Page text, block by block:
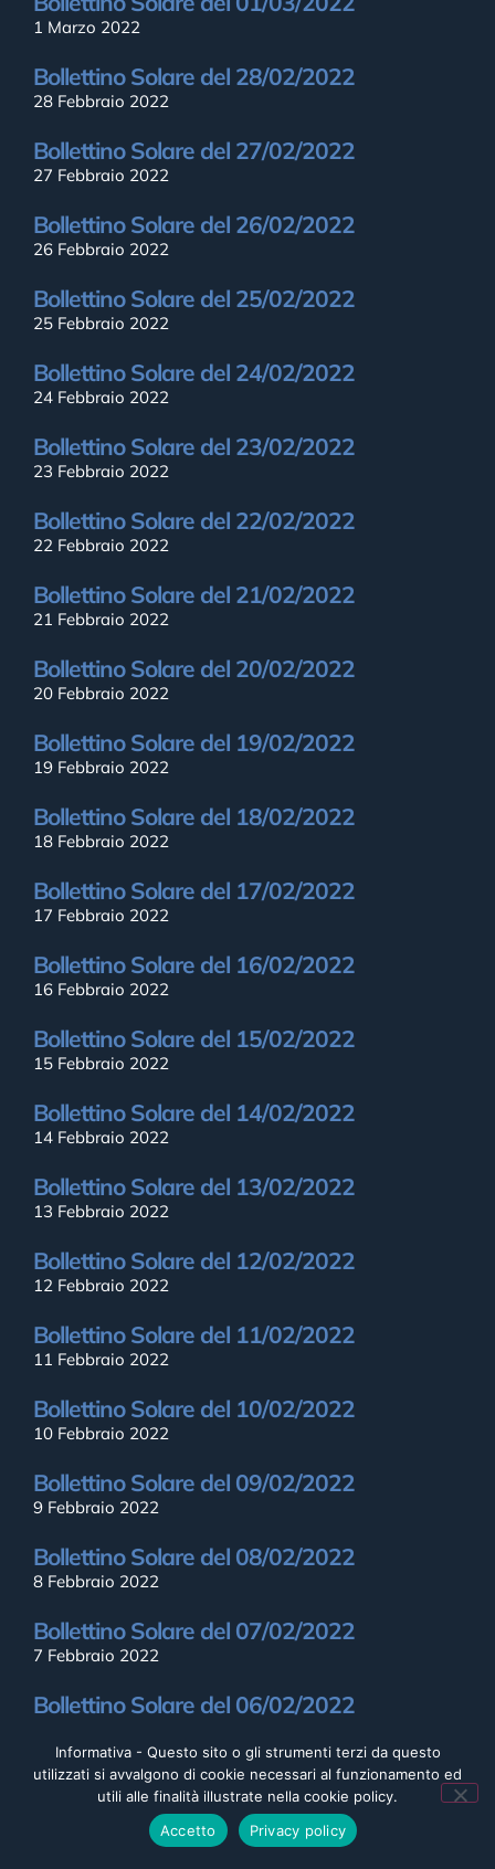
1 Marzo 2022
Bollettino Solare del 28/02/2022
28 Febbraio 2022
Bollettino Solare del 27/02/2022
27 Febbraio 2022
Bollettino Solare del 26/02/2022
26 Febbraio 2022
Bollettino Solare del 25/02/2022
25 Febbraio 2022
Bollettino Solare del 24/02/2022
24 Febbraio 2022
Bollettino Solare del 23/02/2022
23 Febbraio 2022
Bollettino Solare del 22/02/2022
22 Febbraio 2022
Bollettino Solare del 21/02/2022
21 Febbraio 2022
Bollettino Solare del 20/02/2022
20 Febbraio 2022
Bollettino Solare del 19/02/2022
19 Febbraio 2022
Bollettino Solare del 18/02/2022
18 Febbraio 2022
Bollettino Solare del 17/02/2022
17 Febbraio 2022
Bollettino Solare del 16/02/2022
16 Febbraio 2022
Bollettino Solare del 15/02/2022
15 Febbraio 2022
Bollettino Solare del 14/02/2022
14 Febbraio 2022
Bollettino Solare del 13/02/2022
13 Febbraio 2022
Bollettino Solare del 12/02/2022
12 Febbraio 2022
Bollettino Solare del 11/02/2022
11 Febbraio 2022
Bollettino Solare del 10/02/2022
10 Febbraio 2022
Bollettino Solare del 09/02/2022
9 Febbraio 2022
Bollettino Solare del 08/02/2022
8 Febbraio 2022
Bollettino Solare del 07/02/2022
7 Febbraio 2022
Bollettino Solare del 06/02/2022
Bollettino Solare del 05/02/2022
5 Febbraio 2022
Bollettino Solare del 04/02/2022
Informativa - Questo sito o gli strumenti terzi da questo
utilizzati si avvalgono di cookie necessari al funzionamento ed
utili alle finalità illustrate nella cookie policy.
Accetto
Privacy policy